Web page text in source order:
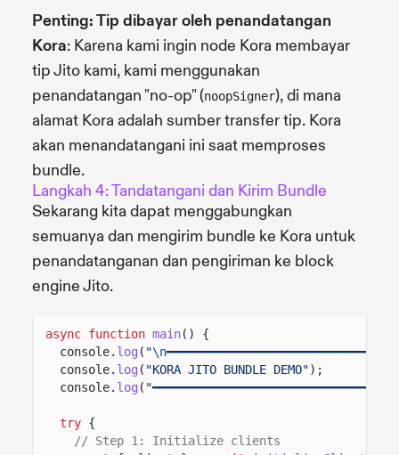
Penting: Tip dibayar oleh penandatangan
Kora: Karena kami ingin node Kora membayar
tip Jito kami, kami menggunakan
penandatangan "no-op" (noopSigner), di mana
alamat Kora adalah sumber transfer tip. Kora
akan menandatangani ini saat memproses
bundle.
Langkah 4: Tandatangani dan Kirim Bundle
Sekarang kita dapat menggabungkan
semuanya dan mengirim bundle ke Kora untuk
penandatanganan dan pengiriman ke block
engine Jito.
async function main() {
console. log ( "\n
console. log ( "KORA JITO BUNDLE DEMO");
console. log (
try {
// Step 1: Initialize clients